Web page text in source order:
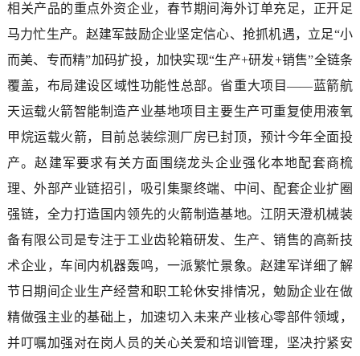
相关产品的重点外资企业，春节期间海外订单充足，正开足
马力忙生产。赵建军鼓励企业坚定信心、抢抓机遇，立足“小
而美、专而精”加码扩投，加快实现“生产+研发+销售”全链条
覆盖，布局建设区域性功能性总部。省重大项目——蓝箭航
天运载火箭智能制造产业基地项目主要生产可重复使用液氧
甲烷运载火箭，目前总装综测厂房已封顶，预计今年全面投
产。赵建军要求有关方面围绕龙头企业强化本地配套商梳
理、外部产业链招引，吸引集聚终端、中间、配套企业扩圈
强链，全力打造国内领先的火箭制造基地。江阴天澄机械装
备有限公司是专注于工业齿轮箱研发、生产、销售的高新技
术企业，车间内机器轰鸣，一派繁忙景象。赵建军详细了解
节日期间企业生产经营和职工轮休安排情况，勉励企业在做
精做强主业的基础上，加速切入未来产业核心零部件领域，
并叮嘱加强对在岗人员的关心关爱和培训管理，坚决拧紧安